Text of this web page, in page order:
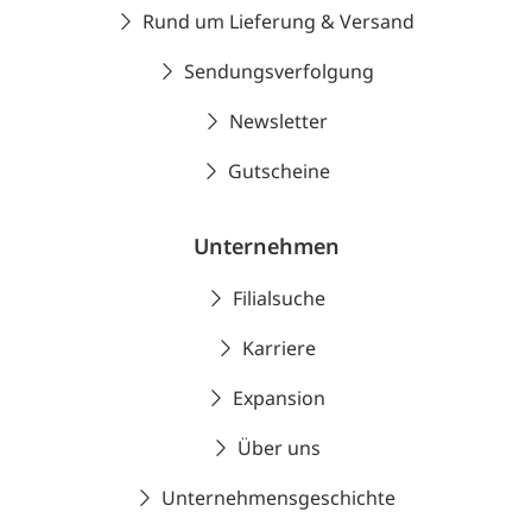
Rund um Lieferung & Versand
Sendungsverfolgung
Newsletter
Gutscheine
Unternehmen
Filialsuche
Karriere
Expansion
Über uns
Unternehmensgeschichte